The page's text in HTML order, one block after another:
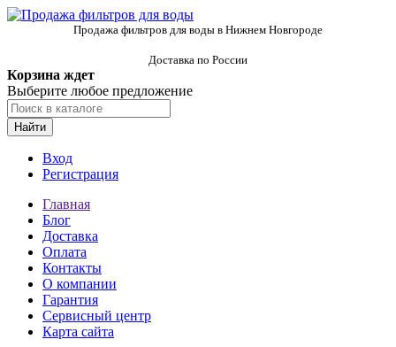
Продажа фильтров для воды в Нижнем Новгороде
Доставка по России
Корзина ждет
Выберите любое предложение
Найти
Вход
Регистрация
Главная
Блог
Доставка
Оплата
Контакты
О компании
Гарантия
Сервисный центр
Карта сайта